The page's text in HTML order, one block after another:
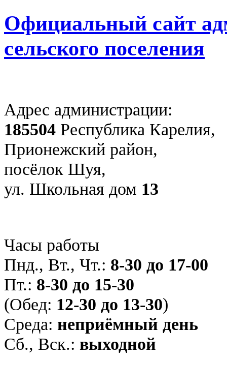
Официальный сайт
сельского поселения
Адрес администрации:
185504 Республика Карелия,
Прионежский район,
посёлок Шуя,
ул. Школьная дом 13
Часы работы
Пнд., Вт., Чт.: 8-30 до 17-00
Пт.: 8-30 до 15-30
(Обед: 12-30 до 13-30)
Среда: неприёмный день
Сб., Вск.: выходной